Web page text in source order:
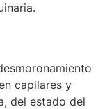
capilares y
del estado del